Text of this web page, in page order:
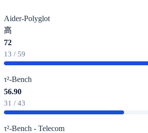
Aider-Polyglot
高
72
13 / 59
τ²-Bench
56.90
31 / 43
τ²-Bench - Telecom